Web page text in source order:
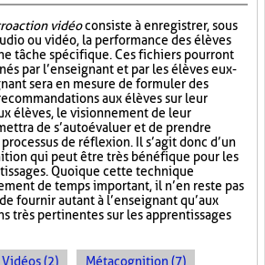
vidéoconsiste à enregistrer, sous
ou vidéo, la performance des élèves
tâche spécifique. Ces fichiers pourront
par l’enseignant et par les élèves eux-
sera en mesure de formuler des
aux élèves sur leur
élèves, le visionnement de leur
de s’autoévaluer et de prendre
de réflexion. Il s’agit donc d’un
qui peut être très bénéfique pour les
Quoique cette technique
de temps important, il n’en reste pas
fournir autant à l’enseignant qu’aux
très pertinentes sur les apprentissages
Vidéos (2) Métacognition (7)